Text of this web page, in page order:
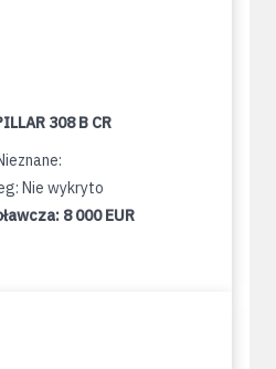
308 B CR
Nie wykryto
8 000 EUR